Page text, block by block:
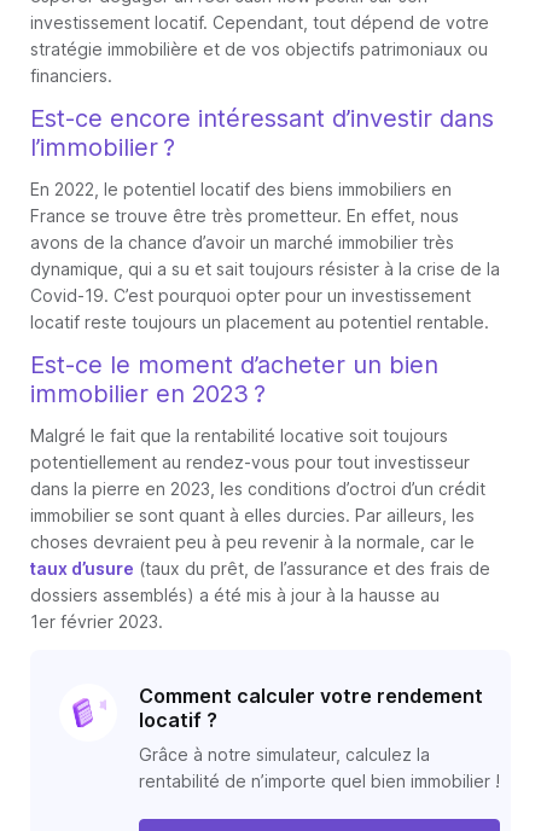
investissement locatif. Cependant, tout dépend de votre
stratégie immobilière et de vos objectifs patrimoniaux ou
financiers.
Est-ce encore intéressant d’investir dans
l’immobilier ?
En 2022, le potentiel locatif des biens immobiliers en
France se trouve être très prometteur. En effet, nous
avons de la chance d’avoir un marché immobilier très
dynamique, qui a su et sait toujours résister à la crise de la
Covid-19. C’est pourquoi opter pour un investissement
locatif reste toujours un placement au potentiel rentable.
Est-ce le moment d’acheter un bien
immobilier en 2023 ?
Malgré le fait que la rentabilité locative soit toujours
potentiellement au rendez-vous pour tout investisseur
dans la pierre en 2023, les conditions d’octroi d’un crédit
immobilier se sont quant à elles durcies. Par ailleurs, les
choses devraient peu à peu revenir à la normale, car le
taux d’usure (taux du prêt, de l’assurance et des frais de
dossiers assemblés) a été mis à jour à la hausse au
1er février 2023.
Comment calculer votre rendement
locatif ?
Grâce à notre simulateur, calculez la
rentabilité de n’importe quel bien immobilier !